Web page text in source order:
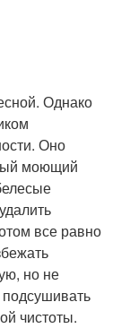
Однако
Оно
моющий
все равно
но не
чистоты.